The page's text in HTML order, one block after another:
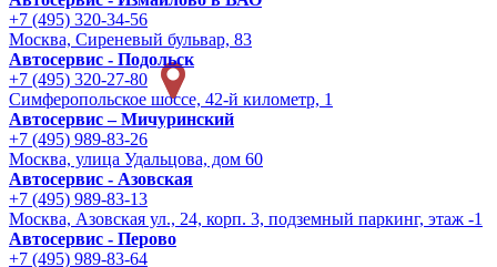
+7 (495) 320-34-56
Москва, Сиреневый бульвар, 83
Автосервис - Подольск
+7 (495) 320-27-80
Симферопольское шоссе, 42-й километр, 1
Автосервис – Мичуринский
+7 (495) 989-83-26
Москва, улица Удальцова, дом 60
Автосервис - Азовская
+7 (495) 989-83-13
Москва, Азовская ул., 24, корп. 3, подземный паркинг, этаж -1
Автосервис - Перово
+7 (495) 989-83-64